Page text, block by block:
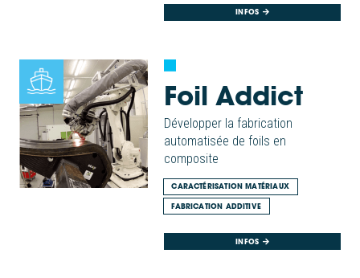
INFOS
Foil Addict
Développer la fabrication
automatisée de foils en
composite
CARACTÉRISATION MATÉRIAUX
FABRICATION ADDITIVE
INFOS